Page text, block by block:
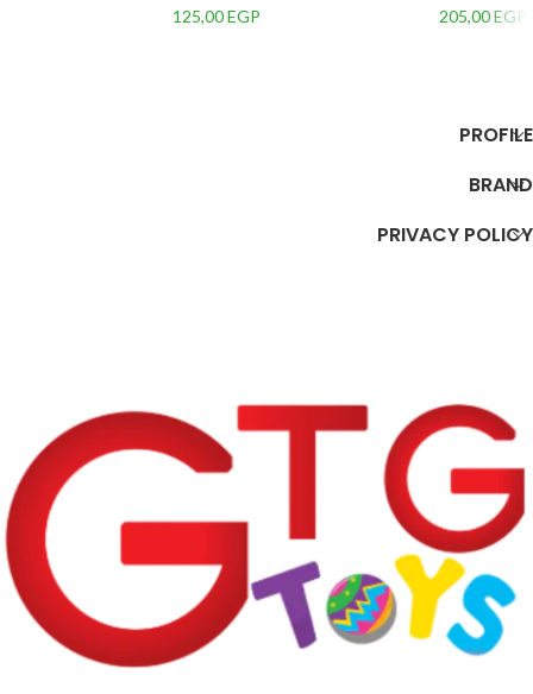
205,00EGP
متعدداللون-7 – 2
125,00EGP
PROFILE
BRAND
PRIVACY POLICY